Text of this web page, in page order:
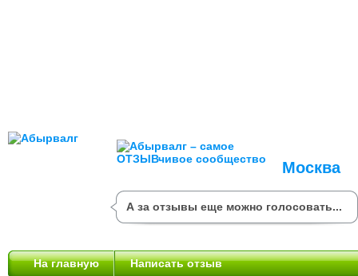
Москва
А за отзывы еще можно голосовать...
На главную Написать отзыв